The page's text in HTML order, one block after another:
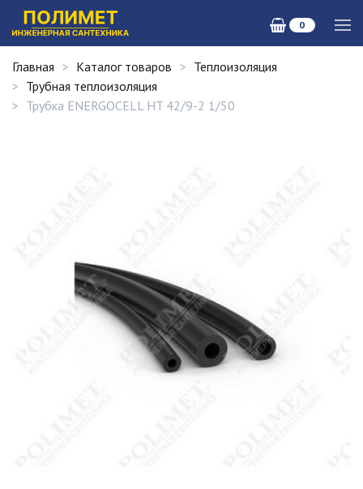
0
Главная Каталог товаров
Теплоизоляция
Трубная теплоизоляция
Трубка ENERGOCELL HT 42/9-2 1/50